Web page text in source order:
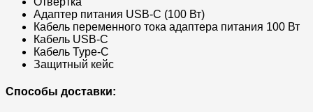
Адаптер питания USB-C (100 Вт)
Кабель переменного тока адаптера питания 100 Вт
Кабель USB-C
Кабель Type-C
Защитный кейс
Способы доставки: